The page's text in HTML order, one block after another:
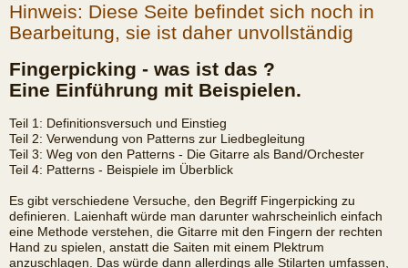
Hinweis: Diese Seite befindet sich noch in
Bearbeitung, sie ist daher unvollständig
Fingerpicking - was ist das ?
Eine Einführung mit Beispielen.
Teil 1: Definitionsversuch und Einstieg
Teil 2: Verwendung von Patterns zur Liedbegleitung
Teil 3: Weg von den Patterns - Die Gitarre als Band/Orchester
Teil 4: Patterns - Beispiele im Überblick
Es gibt verschiedene Versuche, den Begriff Fingerpicking zu
definieren. Laienhaft würde man darunter wahrscheinlich einfach
eine Methode verstehen, die Gitarre mit den Fingern der rechten
Hand zu spielen, anstatt die Saiten mit einem Plektrum
anzuschlagen. Das würde dann allerdings alle Stilarten umfassen,